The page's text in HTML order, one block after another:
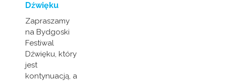
Dźwięku
Zapraszamy
na Bydgoski
Festiwal
Dźwięku, który
jest
kontynuacją, a